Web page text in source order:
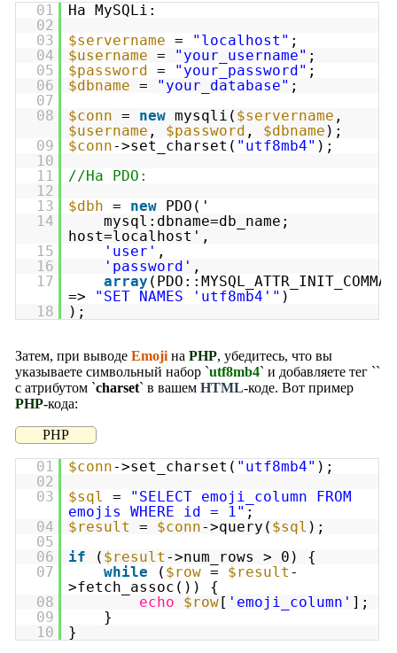
01
На MySQLi:
02
03
$servername = "localhost" ;
04
$username = "your_username" ;
05
$password = "your_password" ;
06
$dbname = "your_database" ;
07
08
$conn = new mysqli( $servername ,
$username , $password , $dbname );
09
$conn->set_charset( "utf8mb4" );
10
11
//На PDO:
12
13
$dbh = new PDO('
14
mysql:dbname=db_name;
host=localhost',
15
'user' ,
16
'password' ,
17
array
=>
"SET NAMES 'utf8mb4'" )
18
);
Затем, при выводе Emoji на PHP, убедитесь, что вы
указываете символьный набор `utf8mb4` и добавляете тег ``
с атрибутом `charset` в вашем HTML-коде. Вот пример
PHP-кода:
PHP
01 $conn->set_charset( "utf8mb4" );
02
03
$sql =
"SELECT emoji_column FROM
emojis WHERE id = 1" ;
04
$result = $conn->query( $sql );
05
06
if ( $result ->num_rows > 0) {
07
while ( $row = $result -
>fetch_assoc()) {
08
echo $row[ 'emoji_column' ];
09
}
10
}